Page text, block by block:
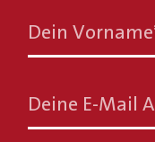
Dein Vorname
Deine E-Mail